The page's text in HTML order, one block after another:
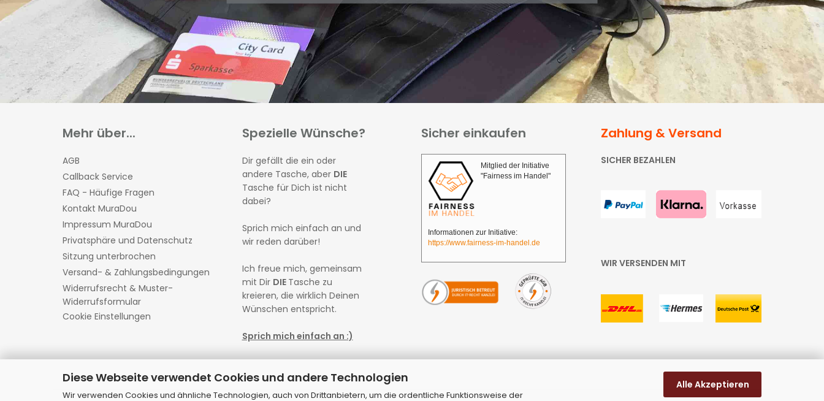
Diese Webseite verwendet Cookies und andere Technologien
Wir verwenden Cookies und ähnliche Technologien, auch von Drittanbietern, um die ordentliche Funktionsweise der
Alle Akzeptieren
Mehr über...
AGB
Callback Service
FAQ - Häufige Fragen
Kontakt MuraDou
Impressum MuraDou
Privatsphäre und Datenschutz
Sitzung unterbrochen
Versand- & Zahlungsbedingungen
Widerrufsrecht & Muster-
Widerrufsformular
Cookie Einstellungen
Spezielle Wünsche?
Dir gefällt die ein oder
andere Tasche, aber DIE
Tasche für Dich ist nicht
dabei?
Sprich mich einfach an und
wir reden darüber!
Ich freue mich, gemeinsam
mit Dir DIE Tasche zu
kreieren, die wirklich Deinen
Wünschen entspricht.
Sprich mich einfach an :)
Sicher einkaufen
Mitglied der Initiative
"Fairness im Handel"
Informationen zur Initiative:
https://www.fairness-im-handel.de
Zahlung & Versand
SICHER BEZAHLEN
WIR VERSENDEN MIT